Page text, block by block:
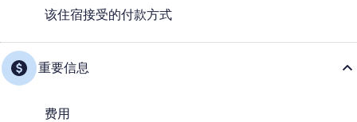
该住宿接受的付款方式
重要信息
费用